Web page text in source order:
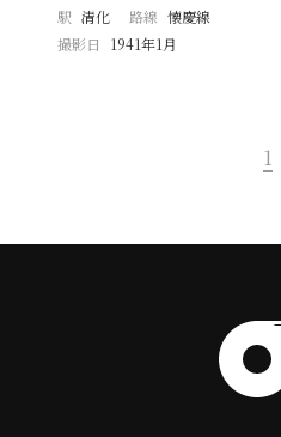
駅 清化 路線 懐慶線
撮影日
1941年1月
1